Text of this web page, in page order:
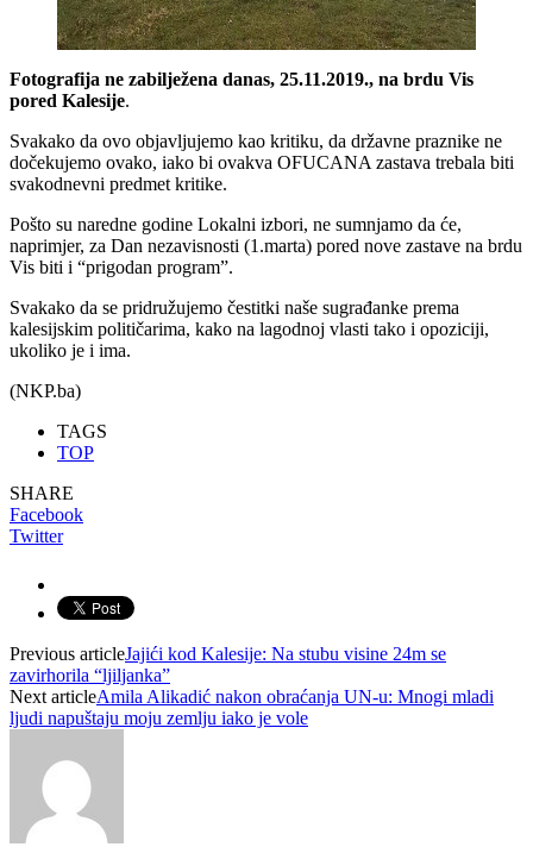
Fotografija ne zabilježena danas, 25.11.2019., na brdu Vis
pored Kalesije.
Svakako da ovo objavljujemo kao kritiku, da državne praznike ne
dočekujemo ovako, iako bi ovakva OFUCANA zastava trebala biti
svakodnevni predmet kritike.
Pošto su naredne godine Lokalni izbori, ne sumnjamo da će,
naprimjer, za Dan nezavisnosti (1.marta) pored nove zastave na brdu
Vis biti i “prigodan program”.
Svakako da se pridružujemo čestitki naše sugrađanke prema
kalesijskim političarima, kako na lagodnoj vlasti tako i opoziciji,
ukoliko je i ima.
(NKP.ba)
TAGS
TOP
SHARE
Facebook
Twitter
Previous articleJajići kod Kalesije: Na stubu visine 24m se
zavirhorila “ljiljanka”
Next articleAmila Alikadić nakon obraćanja UN-u: Mnogi mladi
ljudi napuštaju moju zemlju iako je vole